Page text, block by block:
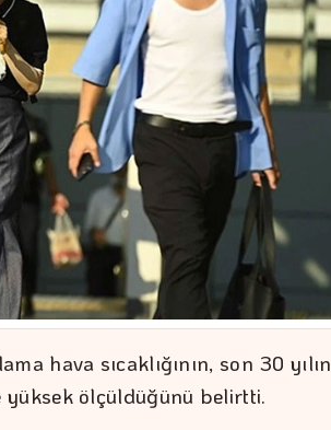
hava sıcaklığının, son 30 yılın
yüksek ölçüldüğünü belirtti.